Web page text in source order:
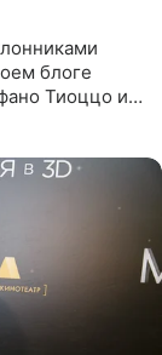
блоге
Тиоццо и